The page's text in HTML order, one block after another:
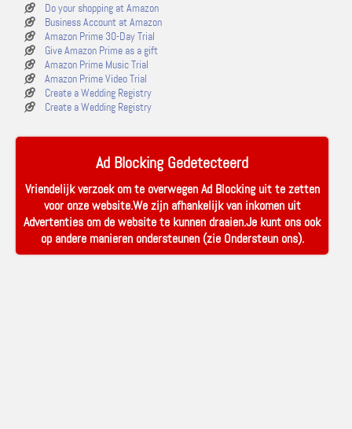
Do your shopping at Amazon
Business Account at Amazon
Amazon Prime 30-Day Trial
Give Amazon Prime as a gift
Amazon Prime Music Trial
Amazon Prime Video Trial
Create a Wedding Registry
Create a Wedding Registry
Ad Blocking Gedetecteerd
Vriendelijk verzoek om te overwegen Ad Blocking uit te zetten
voor onze website.We zijn afhankelijk van inkomen uit
Advertenties om de website te kunnen draaien.Je kunt ons ook
op andere manieren ondersteunen (zie Ondersteun ons).